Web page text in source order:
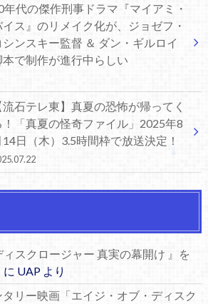
年代の傑作刑事ドラマ『マイアミ・
イス』のリメイク化が、ジョゼフ・
シンスキー監督 ＆ ダン・ギルロイ
本で制作が進行中らしい
流石テレ東】真夏の恐怖が帰ってく
！「真夏の怪奇ファイル」2025年8
14日（木）3.5時間枠で放送決定！
ィスクロージャー 真実の幕開け 』を
に UAPより
リー映画「エイジ・オブ・ディスク